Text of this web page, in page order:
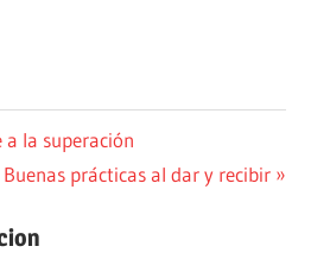
la superación
prácticas al dar y recibir